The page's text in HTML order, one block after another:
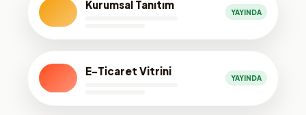
Kurumsal Tanıtım
YAYINDA
E-Ticaret Vitrini
YAYINDA